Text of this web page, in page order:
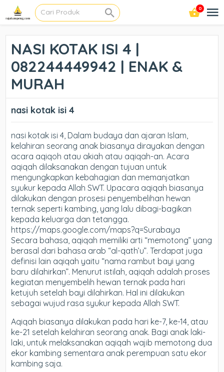
0
NASI KOTAK ISI 4 |
082244449942 | ENAK &
MURAH
nasi kotak isi 4
nasi kotak isi 4, Dalam budaya dan ajaran Islam,
kelahiran seorang anak biasanya dirayakan dengan
acara aqiqoh atau akiah atau aqiqah-an. Acara
aqiqah dilaksanakan dengan tujuan untuk
mengungkapkan kebahagian dan memanjatkan
syukur kepada Allah SWT. Upacara aqiqah biasanya
dilakukan dengan prosesi penyembelihan hewan
ternak seperti kambing, yang lalu dibagi-bagikan
kepada keluarga dan tetangga.
https://maps.google.com/maps?q=Surabaya
Secara bahasa, aqiqah memiliki arti “memotong” yang
berasal dari bahasa arab “al-qath’u”. Terdapat juga
definisi lain aqiqah yaitu “nama rambut bayi yang
baru dilahirkan”. Menurut istilah, aqiqah adalah proses
kegiatan menyembelih hewan ternak pada hari
ketujuh setelah bayi dilahirkan. Hal ini dilakukan
sebagai wujud rasa syukur kepada Allah SWT.
Aqiqah biasanya dilakukan pada hari ke-7, ke-14, atau
ke-21 setelah kelahiran seorang anak. Bagi anak laki-
laki, untuk melaksanakan aqiqah wajib memotong dua
ekor kambing sementara anak perempuan satu ekor
kambing saja.